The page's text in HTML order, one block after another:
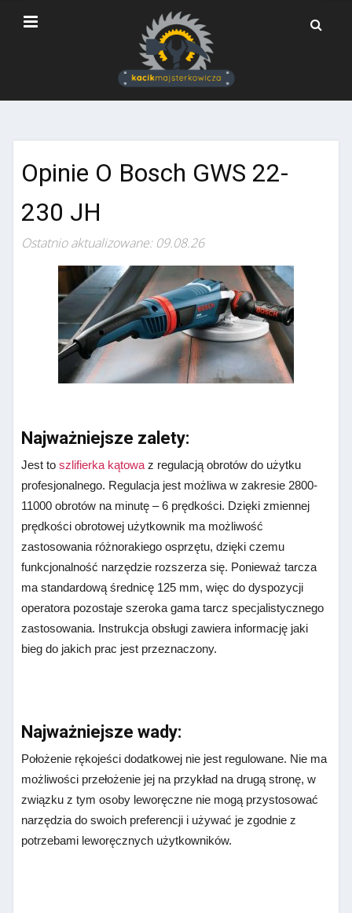
Opinie O Bosch GWS 22-
230 JH
Ostatnio aktualizowane: 09.08.26
Najważniejsze zalety:
Jest toszlifierka kątowa z regulacją obrotów do użytku
profesjonalnego. Regulacja jest możliwa w zakresie 2800-
11000 obrotów na minutę – 6 prędkości. Dzięki zmiennej
prędkości obrotowej użytkownik ma możliwość
zastosowania różnorakiego osprzętu, dzięki czemu
funkcjonalność narzędzie rozszerza się. Ponieważ tarcza
ma standardową średnicę 125 mm, więc do dyspozycji
operatora pozostaje szeroka gama tarcz specjalistycznego
zastosowania. Instrukcja obsługi zawiera informację jaki
bieg do jakich prac jest przeznaczony.
Najważniejsze wady:
Położenie rękojeści dodatkowej nie jest regulowane. Nie ma
możliwości przełożenie jej na przykład na drugą stronę, w
związku z tym osoby leworęczne nie mogą przystosować
narzędzia do swoich preferencji i używać je zgodnie z
potrzebami leworęcznych użytkowników.